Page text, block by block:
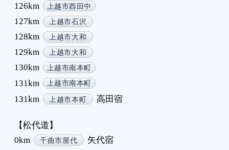
126km 上越市西田中
127km 上越市石沢
128km 上越市大和
129km 上越市大和
130km 上越市南本町
131km 上越市南本町
131km 上越市本町 高田宿
【松代道】
0km
千曲市屋代
矢代宿